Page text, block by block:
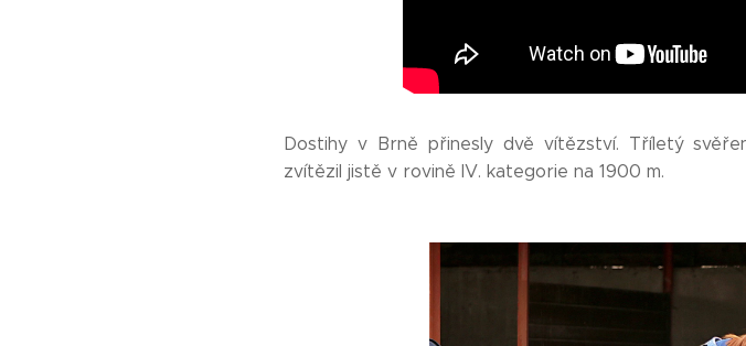
Dostihy v Brně přinesly dvě vítězství. Tříletý
zvítězil jistě v rovině IV. kategorie na 1900 m.